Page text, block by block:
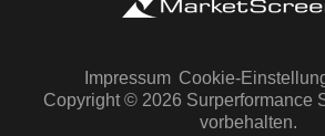
Impressum Cookie-
Copyright © 2026 Surperformance
vorbehalten.